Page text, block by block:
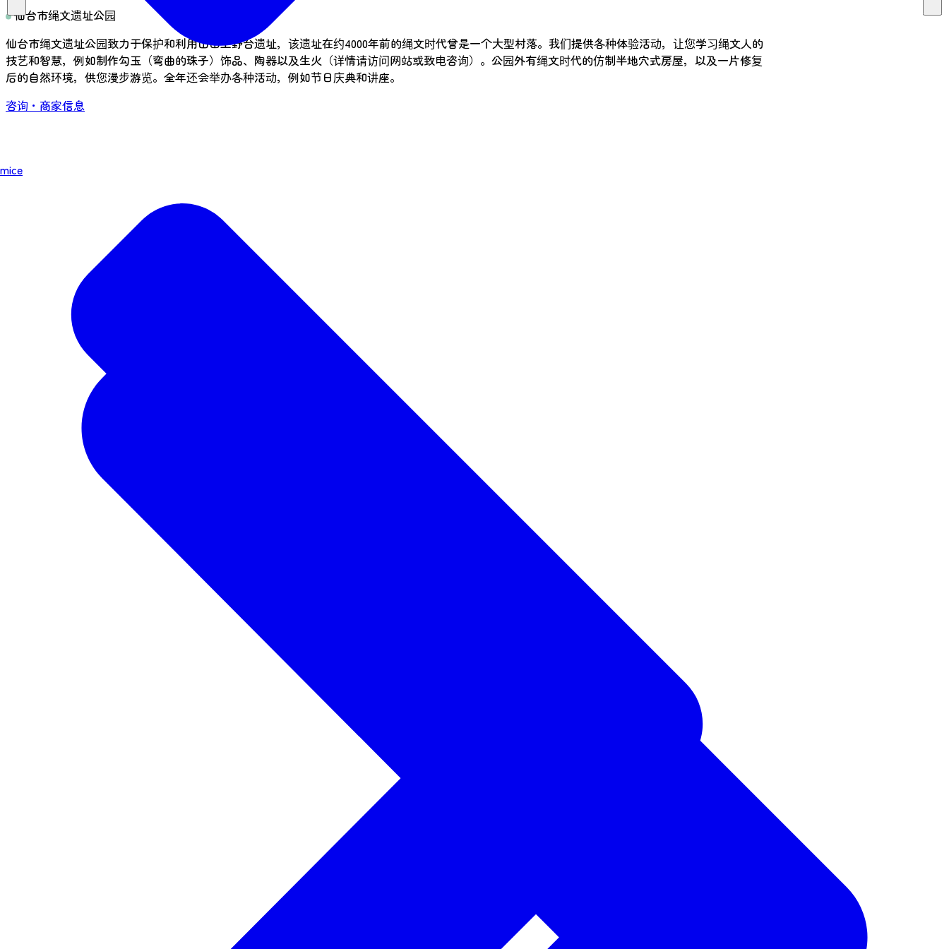
mice
仙台市绳文遗址公园
仙台市绳文遗址公园致力于保护和利用山田上野台遗址，该遗址在约4000年前的绳文时代曾是一个大型村落。我们提供各种体验活动，让您学习绳文人的
技艺和智慧，例如制作勾玉（弯曲的珠子）饰品、陶器以及生火（详情请访问网站或致电咨询）。公园外有绳文时代的仿制半地穴式房屋，以及一片修复
后的自然环境，供您漫步游览。全年还会举办各种活动，例如节日庆典和讲座。
咨询・商家信息